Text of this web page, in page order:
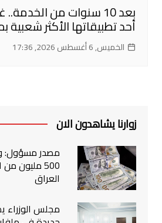
بعد 10 سنوات من
أحد تطبيقاتها الأكثر
الخميس, 6 أغسطس 2026, 17:36
زوارنا يشاهدون الان
مصدر مسؤول:
500 مليون
العراق
مجلس الوزراء